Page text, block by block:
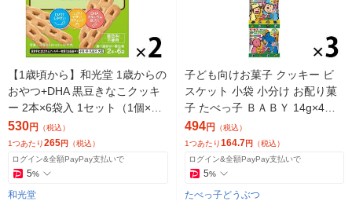
【1歳頃から】和光堂 1歳からの
おやつ+DHA 黒豆きなこクッキ
ー 2本×6袋入 1セット（1個×
2） アサヒグループ食品
530円 （税込）
1つあたり265円 （税込）
ログイン&全額PayPay支払いで
5%
和光堂
子ども向けお菓子 クッキー ビ
スケット 小袋 小分け お配り菓
子 たべっ子 ＢＡＢＹ 14g×4連
袋 1セット（1個×3）
494円 （税込）
1つあたり164.7 円 （税込）
ログイン&全額PayPay支払いで
5%
たべっ子どうぶつ